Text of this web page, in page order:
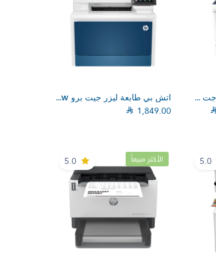
طابعة اتش بي الوان ليزر جت M751DN Enterprise T3U44A إضف إلي عربة التسوق اتش بي طابعة ليزر جيت برو MFP 4303dw
 1,849.00
5.0 الأكثر مبيعاً 5.0